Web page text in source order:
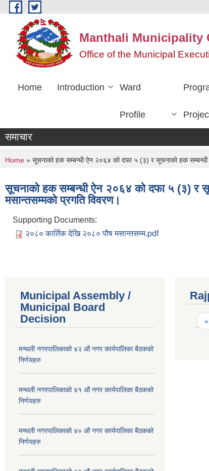
Skip to main content
Manthali Municipality
Office of the Municipal
Home Introduction Ward
Profile
समाचार
You are here
Home » सूचनाको हक सम्बन्धी ऐन २०६४ को दफा ५ (३) र सूचनाको हक सम्बन्धी
सूचनाको हक सम्बन्धी ऐन २०६४ को दफा ५ (३) र
मसान्तसम्मको प्रगति विवरण।
Supporting Documents:
२०८० कार्तिक देखि २०८० पौष मसान्तसम्म.pdf
Municipal Assembly /
Municipal Board
Decision
मन्थली नगरपालिकाको ४२ औ नगर कार्यपालिका बैठकको
निर्णयहरु
मन्थली नगरपालिकाको ४१ औ नगर कार्यपालिका बैठकको
निर्णयहरु
मन्थली नगरपालिकाको ४० औ नगर कार्यपालिका बैठकको
निर्णयहरु